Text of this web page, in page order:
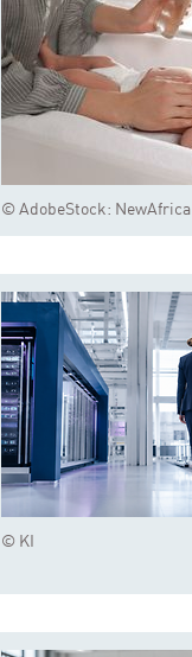
© AdobeStock: NewAfrica
© KI